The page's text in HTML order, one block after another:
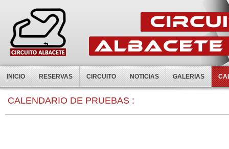
INICIO RESERVAS CIRCUITO NOTICIAS GALERIAS
CALENDARIO DE PRUEBAS :